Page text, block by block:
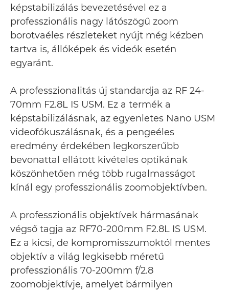
képstabilizálás bevezetésével ez a
professzionális nagy látószögű zoom
borotvaéles részleteket nyújt még kézben
tartva is, állóképek és videók esetén
egyaránt.
A professzionalitás új standardja az RF 24-
70mm F2.8L IS USM. Ez a termék a
képstabilizálásnak, az egyenletes Nano USM
videofókuszálásnak, és a pengeéles
eredmény érdekében legkorszerűbb
bevonattal ellátott kivételes optikának
köszönhetően még több rugalmasságot
kínál egy professzionális zoomobjektívben.
A professzionális objektívek hármasának
végső tagja az RF70-200mm F2.8L IS USM.
Ez a kicsi, de kompromisszumoktól mentes
objektív a világ legkisebb méretű
professzionális 70-200mm f/2.8
zoomobjektívje, amelyet bármilyen